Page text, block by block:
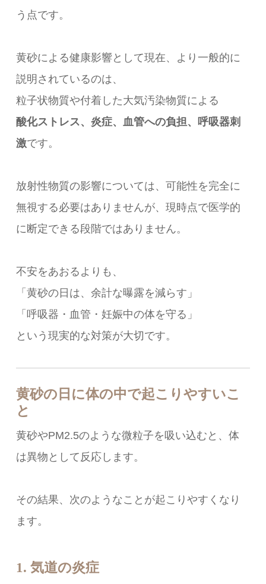
う点です。
黄砂による健康影響として現在、より一般的に
説明されているのは、
粒子状物質や付着した大気汚染物質による
酸化ストレス、炎症、血管への負担、呼吸器刺
激です。
放射性物質の影響については、可能性を完全に
無視する必要はありませんが、現時点で医学的
に断定できる段階ではありません。
不安をあおるよりも、
「黄砂の日は、余計な曝露を減らす」
「呼吸器・血管・妊娠中の体を守る」
という現実的な対策が大切です。
黄砂の日に体の中で起こりやすいこ
と
黄砂やPM2.5のような微粒子を吸い込むと、体
は異物として反応します。
その結果、次のようなことが起こりやすくなり
ます。
1. 気道の炎症